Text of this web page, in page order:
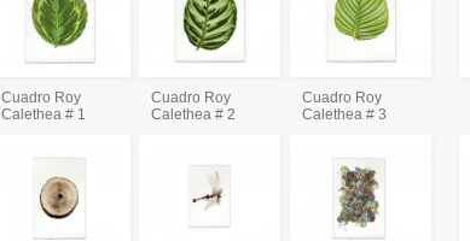
Cuadro Roy
Calethea # 1
Cuadro Roy
Calethea # 2
Cuadro Roy
Calethea # 3